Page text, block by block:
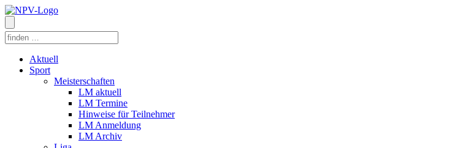
Aktuell
Sport
Meisterschaften
LM aktuell
LM Termine
Hinweise für Teilnehmer
LM Anmeldung
LM Archiv